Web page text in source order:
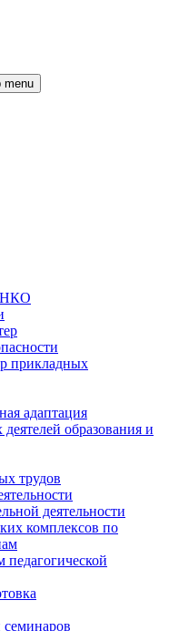
menu
НКО
прикладных
адаптация
образования и
трудов
деятельности
комплексов по
педагогической
семинаров